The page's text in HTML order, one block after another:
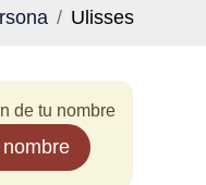
Ulisses
de tu nombre